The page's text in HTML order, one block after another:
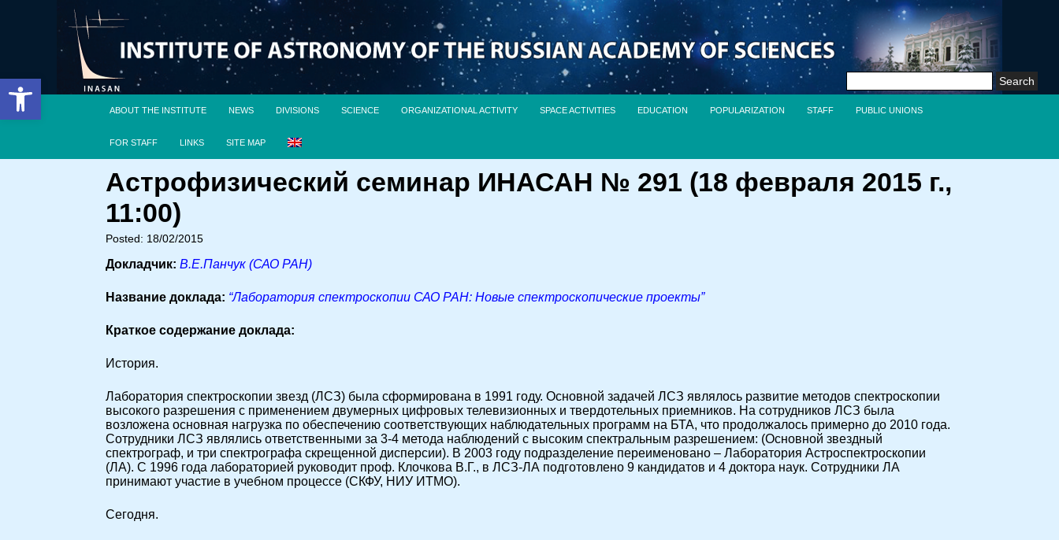
Open toolbar
Search
ABOUT THE INSTITUTE NEWS DIVISIONS SCIENCE ORGANIZATIONAL ACTIVITY SPACE ACTIVITIES EDUCATION POPULARIZATION STAFF PUBLIC UNIONS
FOR STAFF LINKS SITE MAP
Астрофизический семинар ИНАСАН № 291 (18 февраля 2015 г.,
11:00)
Posted: 18/02/2015
Докладчик: В.Е.Панчук (САО РАН)
Название доклада: “Лаборатория спектроскопии САО РАН: Новые спектроскопические проекты”
Краткое содержание доклада:
История.
Лаборатория спектроскопии звезд (ЛСЗ) была сформирована в 1991 году. Основной задачей ЛСЗ являлось развитие методов спектроскопии
высокого разрешения с применением двумерных цифровых телевизионных и твердотельных приемников. На сотрудников ЛСЗ была
возложена основная нагрузка по обеспечению соответствующих наблюдательных программ на БТА, что продолжалось примерно до 2010 года.
Сотрудники ЛСЗ являлись ответственными за 3-4 метода наблюдений с высоким спектральным разрешением: (Основной звездный
спектрограф, и три спектрографа скрещенной дисперсии). В 2003 году подразделение переименовано – Лаборатория Астроспектроскопии
(ЛА). С 1996 года лабораторией руководит проф. Клочкова В.Г., в ЛСЗ-ЛА подготовлено 9 кандидатов и 4 доктора наук. Сотрудники ЛА
принимают участие в учебном процессе (СКФУ, НИУ ИТМО).
Сегодня.